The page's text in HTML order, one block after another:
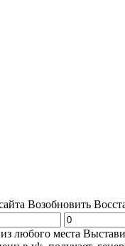
Возобновить
любого места